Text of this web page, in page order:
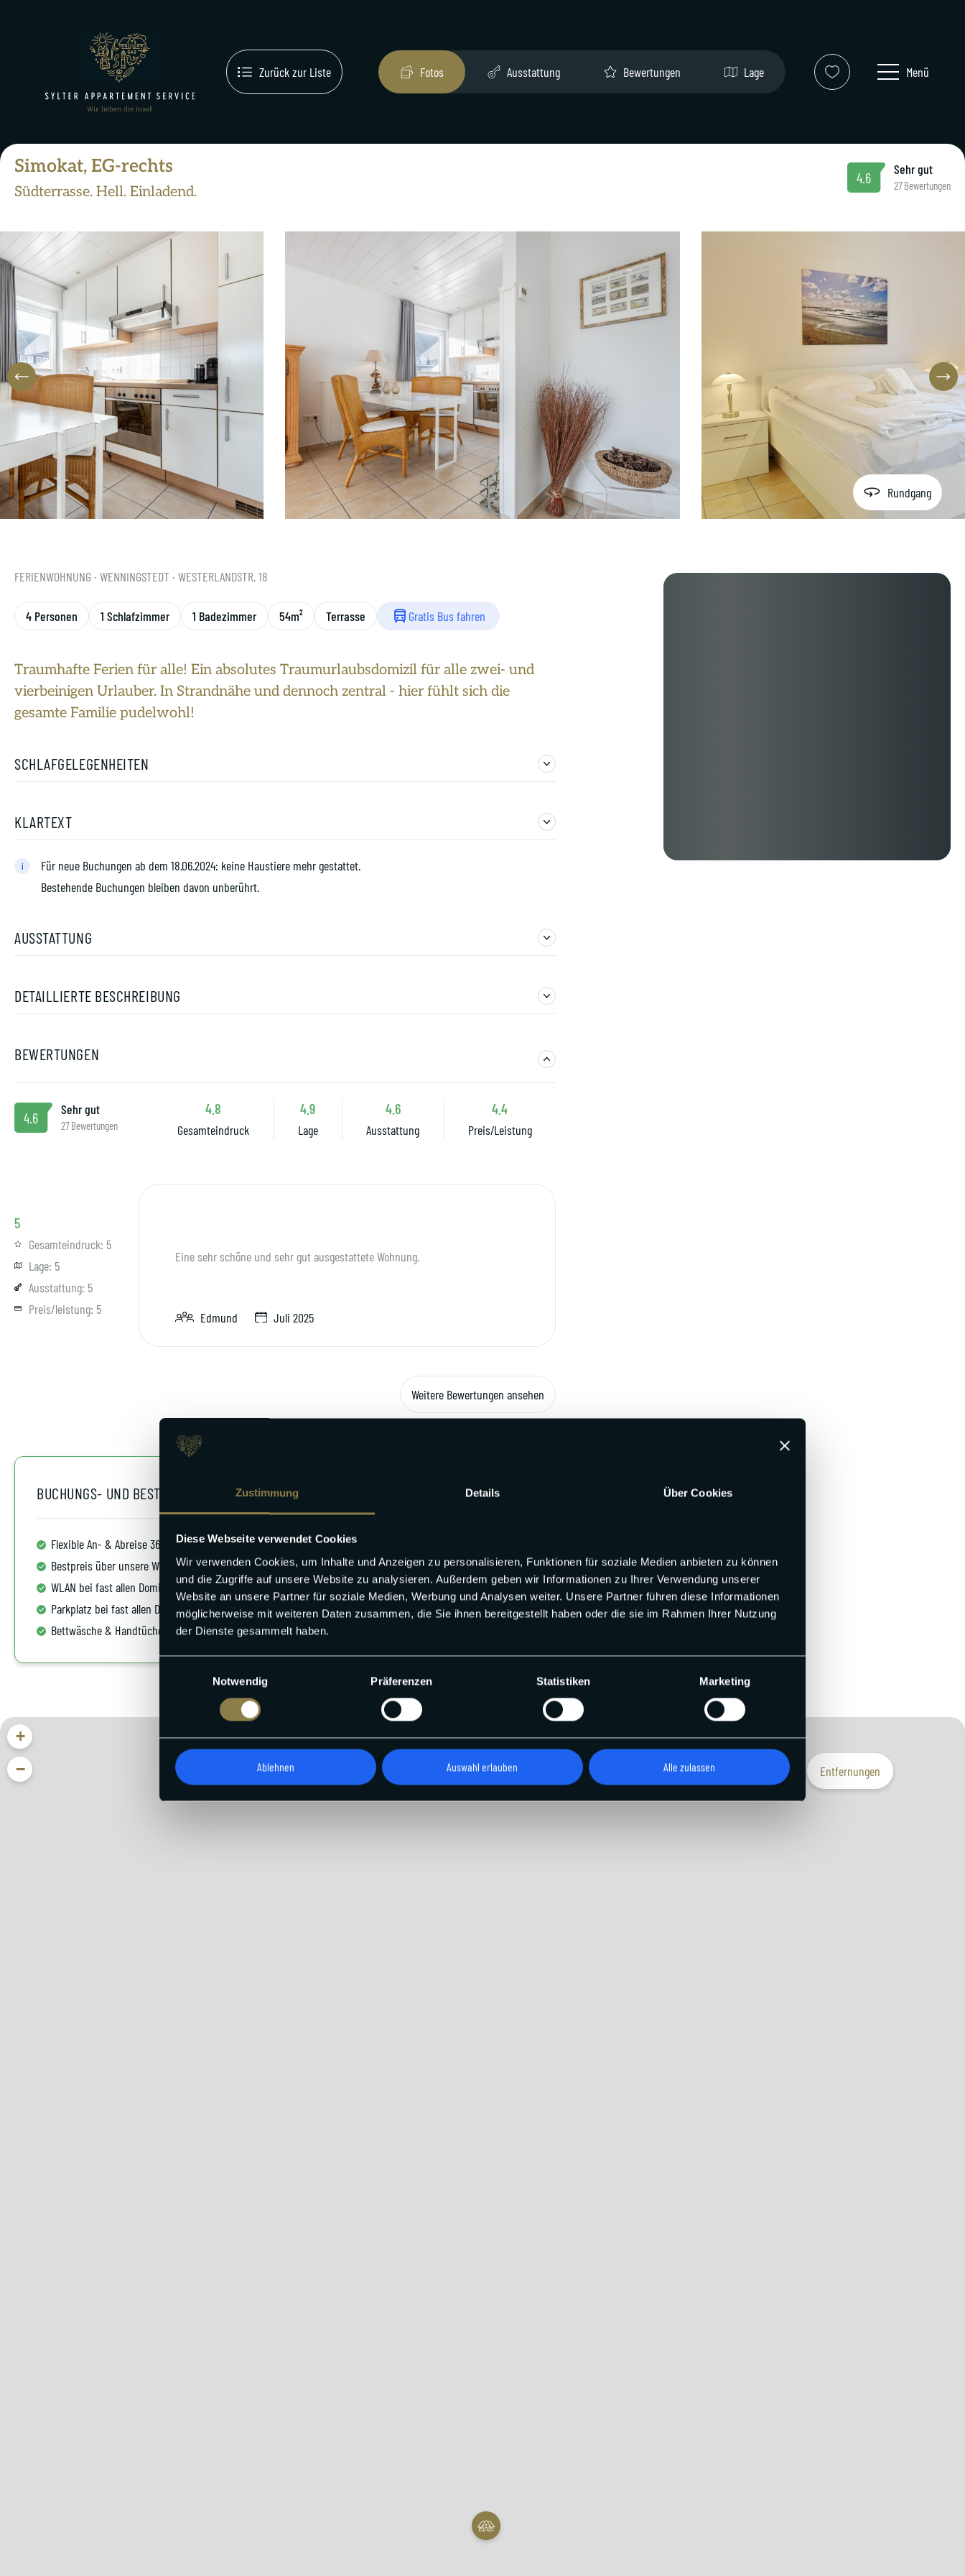
Zustimmung Details Über Cookies
Diese Webseite verwendet Cookies
Wir verwenden Cookies, um Inhalte und Anzeigen zu personalisieren, Funktionen für soziale Medien anbieten zu können
und die Zugriffe auf unsere Website zu analysieren. Außerdem geben wir Informationen zu Ihrer Verwendung unserer
Website an unsere Partner für soziale Medien, Werbung und Analysen weiter. Unsere Partner führen diese Informationen
möglicherweise mit weiteren Daten zusammen, die Sie ihnen bereitgestellt haben oder die sie im Rahmen Ihrer Nutzung
der Dienste gesammelt haben.
Einwilligungsauswahl
Notwendig
Präferenzen Statistiken Marketing
Ablehnen Auswahl erlauben Alle zulassen
Zurück zur Liste Fotos Ausstattung Bewertungen Lage Menü
Simokat, EG-rechts
Südterrasse. Hell. Einladend.
4.6 Sehr gut
27 Bewertungen
Rundgang
FERIENWOHNUNG · WENNINGSTEDT · WESTERLANDSTR. 18
4 Personen 1 Schlafzimmer 1 Badezimmer 54m² Terrasse Gratis Bus fahren
Traumhafte Ferien für alle! Ein absolutes Traumurlaubsdomizil für alle zwei- und
vierbeinigen Urlauber. In Strandnähe und dennoch zentral - hier fühlt sich die
gesamte Familie pudelwohl!
SCHLAFGELEGENHEITEN
KLARTEXT
i
Für neue Buchungen ab dem 18.06.2024: keine Haustiere mehr gestattet.
Bestehende Buchungen bleiben davon unberührt.
AUSSTATTUNG
DETAILLIERTE BESCHREIBUNG
BEWERTUNGEN
4.6 Sehr gut
27 Bewertungen
4.8
Gesamteindruck
4.9
Lage
4.6
Ausstattung
4.4
Preis/Leistung
5
Gesamteindruck: 5
Lage: 5
Ausstattung: 5
Preis/leistung: 5
Eine sehr schöne und sehr gut ausgestattete Wohnung.
Edmund Juli 2025
Weitere Bewertungen ansehen
BUCHUNGS- UND BESTPREIS-GARANTIE
Flexible An- & Abreise 365/7
Bestpreis über unsere Website
WLAN bei fast allen Domizilen
Parkplatz bei fast allen Domizilen
Bettwäsche & Handtüchern inklusive
Kostenlose Luxus Kosmetik
Kinderbetten & Hochstühle kostenlos
Küchenerstausstattung inklusive
Bis 90 Tage vor Anreise für nur 79,00 € stornieren
+
−
Entfernungen